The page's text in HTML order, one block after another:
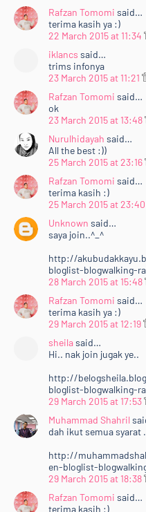
Rafzan Tomomi said…
terima kasih ya :)
22 March 2015 at 11:34
iklancs said…
trims infonya
23 March 2015 at 11:21
Rafzan Tomomi said…
ok
23 March 2015 at 13:48
Nurulhidayah said…
All the best :))
25 March 2015 at 23:16
Rafzan Tomomi said…
terima kasih :)
25 March 2015 at 23:40
Unknown said…
saya join..^_^
http://
bloglist-blogwalking-
28 March 2015 at 15:48
Rafzan Tomomi said…
terima kasih ya :)
29 March 2015 at 12:19
sheilasaid…
Hi.. nak join jugak ye..
http://
bloglist-blogwalking-
29 March 2015 at 17:53
Muhammad Shahril
dah ikut semua syarat
http://
en-bloglist-
29 March 2015 at 18:38
Rafzan Tomomi said…
terima kasih :)